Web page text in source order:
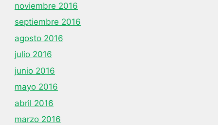
noviembre 2016
septiembre 2016
agosto 2016
julio 2016
junio 2016
mayo 2016
abril 2016
marzo 2016